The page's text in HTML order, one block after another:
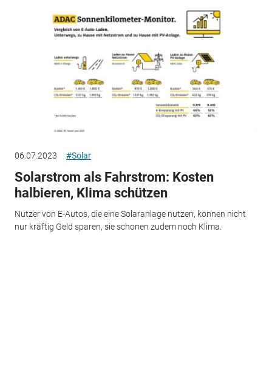
06.07.2023 #Solar
Solarstrom als Fahrstrom: Kosten
halbieren, Klima schützen
Nutzer von E-Autos, die eine Solaranlage nutzen, können nicht
nur kräftig Geld sparen, sie schonen zudem noch Klima.